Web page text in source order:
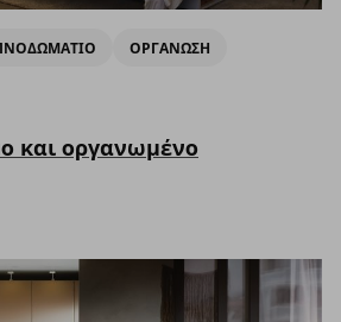
ΟΡΓΑΝΩΣΗ
και οργανωμένο